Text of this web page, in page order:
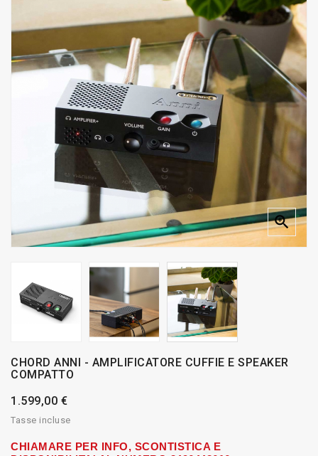

CHORD ANNI - AMPLIFICATORE CUFFIE E SPEAKER
COMPATTO
1.599,00 €
Tasse incluse
CHIAMARE PER INFO, SCONTISTICA E